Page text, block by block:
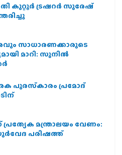
കുറ്റൂർ ട്രഷറർ സുരേഷ്
സാധാരണക്കാരുടെ
മാറി: സുനിൽ
പുരസ്‌കാരം പ്രമോദ്
മന്ത്രാലയം വേണം:
പരിഷത്ത്